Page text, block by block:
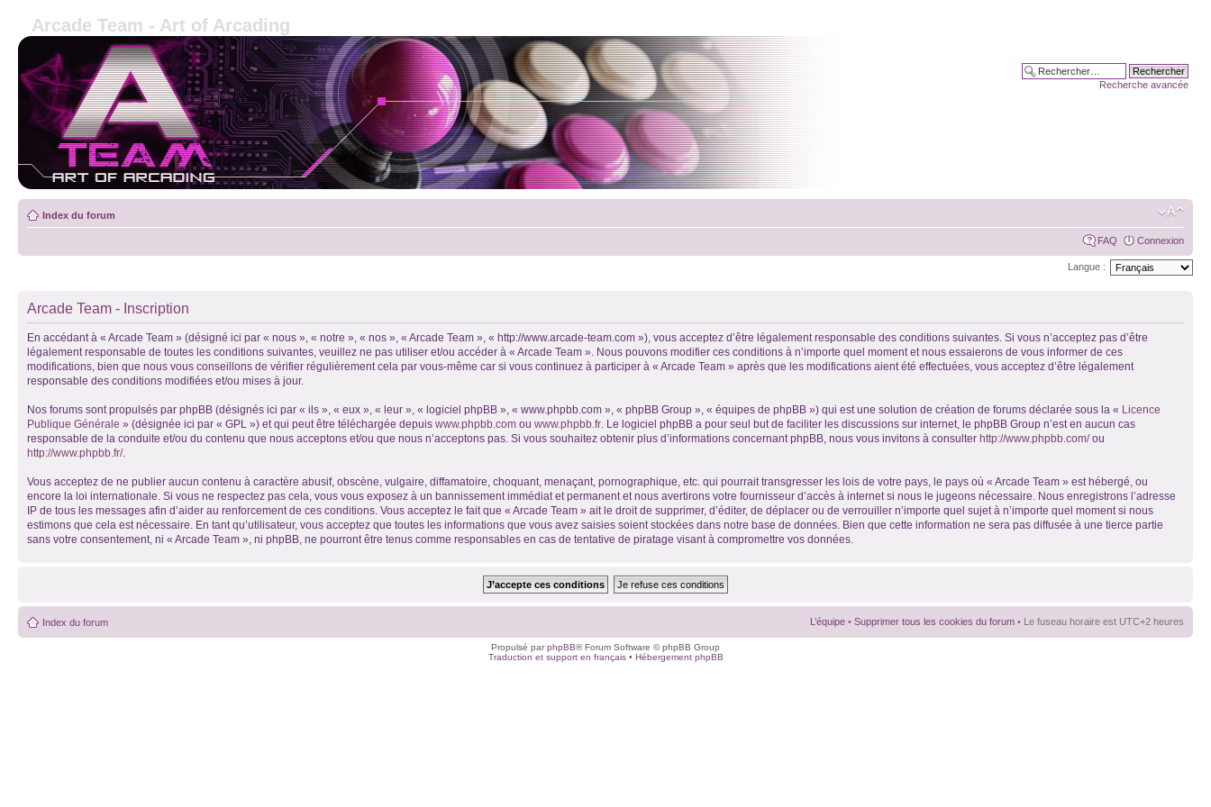
Arcade Team - Art of Arcading
Recherche avancée
Index du forum
FAQ Connexion
Langue :
Arcade Team - Inscription
En accédant à « Arcade Team » (désigné ici par « nous », « notre », « nos », « Arcade Team », « http://www.arcade-team.com »), vous acceptez d’être légalement responsable des conditions suivantes. Si vous n’acceptez pas d’être
légalement responsable de toutes les conditions suivantes, veuillez ne pas utiliser et/ou accéder à « Arcade Team ». Nous pouvons modifier ces conditions à n’importe quel moment et nous essaierons de vous informer de ces
modifications, bien que nous vous conseillons de vérifier régulièrement cela par vous-même car si vous continuez à participer à « Arcade Team » après que les modifications aient été effectuées, vous acceptez d’être légalement
responsable des conditions modifiées et/ou mises à jour.
Nos forums sont propulsés par phpBB (désignés ici par « ils », « eux », « leur », « logiciel phpBB », « www.phpbb.com », « phpBB Group », « équipes de phpBB ») qui est une solution de création de forums déclarée sous la « Licence
Publique Générale » (désignée ici par « GPL ») et qui peut être téléchargée depuis www.phpbb.com ou www.phpbb.fr . Le logiciel phpBB a pour seul but de faciliter les discussions sur internet, le phpBB Group n’est en aucun cas
responsable de la conduite et/ou du contenu que nous acceptons et/ou que nous n’acceptons pas. Si vous souhaitez obtenir plus d’informations concernant phpBB, nous vous invitons à consulter http://www.phpbb.com/ou
http://www.phpbb.fr/.
Vous acceptez de ne publier aucun contenu à caractère abusif, obscène, vulgaire, diffamatoire, choquant, menaçant, pornographique, etc. qui pourrait transgresser les lois de votre pays, le pays où « Arcade Team » est hébergé, ou
encore la loi internationale. Si vous ne respectez pas cela, vous vous exposez à un bannissement immédiat et permanent et nous avertirons votre fournisseur d’accès à internet si nous le jugeons nécessaire. Nous enregistrons l’adresse
IP de tous les messages afin d’aider au renforcement de ces conditions. Vous acceptez le fait que « Arcade Team » ait le droit de supprimer, d’éditer, de déplacer ou de verrouiller n’importe quel sujet à n’importe quel moment si nous
estimons que cela est nécessaire. En tant qu’utilisateur, vous acceptez que toutes les informations que vous avez saisies soient stockées dans notre base de données. Bien que cette information ne sera pas diffusée à une tierce partie
sans votre consentement, ni « Arcade Team », ni phpBB, ne pourront être tenus comme responsables en cas de tentative de piratage visant à compromettre vos données.
Index du forum L’équipe • Supprimer tous les cookies du forum • Le fuseau horaire est UTC+2 heures
Propulsé parphpBB® Forum Software © phpBB Group
Traduction et support en français• Hébergement phpBB